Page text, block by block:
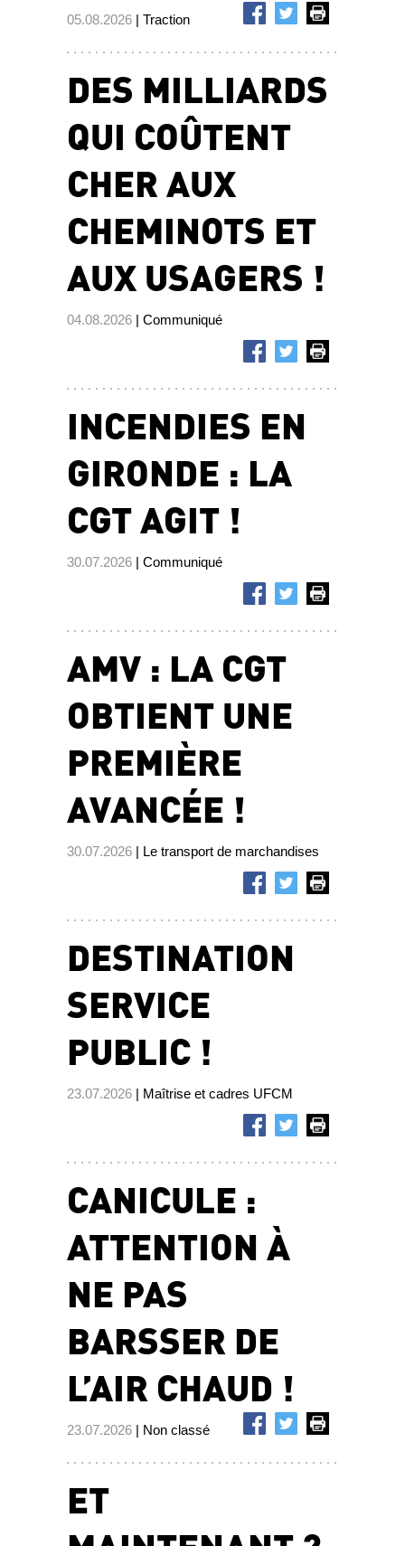
05.08.2026 | Traction
DES MILLIARDS
QUI COÛTENT
CHER AUX
CHEMINOTS ET
AUX USAGERS !
04.08.2026 | Communiqué
INCENDIES EN
GIRONDE : LA
CGT AGIT !
30.07.2026 | Communiqué
AMV : LA CGT
OBTIENT UNE
PREMIÈRE
AVANCÉE !
30.07.2026 | Le transport de marchandises
DESTINATION
SERVICE
PUBLIC !
23.07.2026 | Maîtrise et cadres UFCM
CANICULE :
ATTENTION À
NE PAS
BARSSER DE
L’AIR CHAUD !
23.07.2026 | Non classé
ET